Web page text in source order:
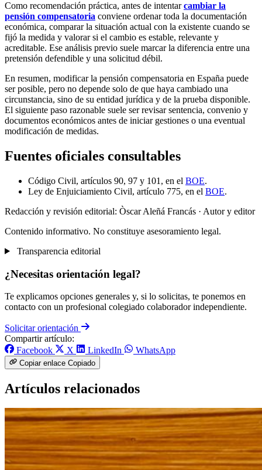
Como recomendación práctica, antes de intentarcambiar la
pensión compensatoria conviene ordenar toda la documentación
económica, comparar la situación actual con la existente cuando se
fijó la medida y valorar si el cambio es estable, relevante y
acreditable. Ese análisis previo suele marcar la diferencia entre una
pretensión defendible y una solicitud débil.
En resumen, modificar la pensión compensatoria en España puede
ser posible, pero no depende solo de que haya cambiado una
circunstancia, sino de su entidad jurídica y de la prueba disponible.
El siguiente paso razonable suele ser revisar sentencia, convenio y
documentos económicos antes de iniciar gestiones o una eventual
modificación de medidas.
Fuentes oficiales consultables
Código Civil, artículos 90, 97 y 101, en el BOE.
Ley de Enjuiciamiento Civil, artículo 775, en el BOE.
Redacción y revisión editorial: Òscar Aleñá Francás · Autor y editor
Contenido informativo. No constituye asesoramiento legal.
Transparencia editorial
¿Necesitas orientación legal?
Te explicamos opciones generales y, si lo solicitas, te ponemos en
contacto con un profesional colegiado colaborador independiente.
Solicitar orientación
Compartir artículo:
Facebook
X LinkedIn WhatsApp
Copiar enlace Copiado
Artículos relacionados